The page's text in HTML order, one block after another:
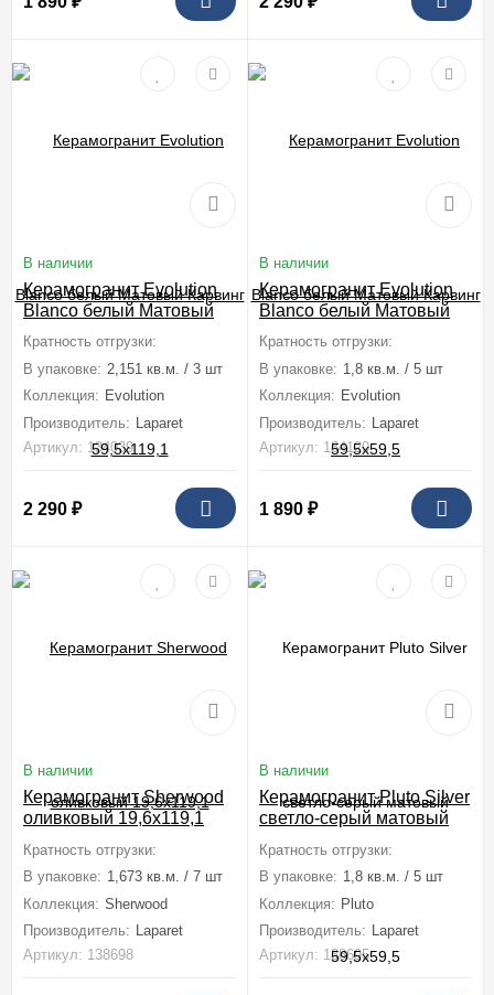
В наличии
Керамогранит Evolution
Blanco белый Матовый
Карвинг 59,5x119,1
Кратность отгрузки:
1 коробка (2,151 м2)
В упаковке: 2,151 кв.м. / 3 шт
Коллекция: Evolution
Производитель:
Laparet
Артикул: 134039
2 290 ₽
В наличии
Керамогранит Evolution
Blanco белый Матовый
Карвинг 59,5x59,5
Кратность отгрузки:
В упаковке: 1,8 кв.м. / 5 шт
Коллекция: Evolution
Производитель:
Laparet
Артикул: 134120
1 890 ₽
В наличии
Керамогранит Sherwood
оливковый 19,6x119,1
Кратность отгрузки:
1 коробка (1,673 м2)
В упаковке: 1,673 кв.м. / 7 шт
Коллекция: Sherwood
Производитель: Laparet
Артикул: 138698
В наличии
Керамогранит Pluto Silver
светло-серый матовый
Кратность отгрузки:
В упаковке: 1,8 кв.м. / 5 шт
Коллекция: Pluto
Производитель: Laparet
Артикул: 138695